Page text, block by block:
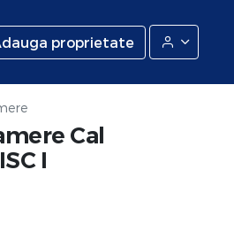
proprietate
Cal
I